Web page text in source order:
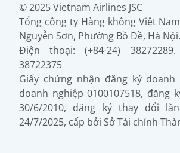
© 2025 Vietnam Airlines JSC
Tổng công ty Hàng không Việt Nam
Nguyễn Sơn, Phường Bồ Đề, Hà Nội.
Điện thoại: (+84-24) 38272289.
38722375
Giấy chứng nhận đăng ký doanh
doanh nghiệp 0100107518, đăng
30/6/2010, đăng ký thay đổi
24/7/2025, cấp bởi Sở Tài chính